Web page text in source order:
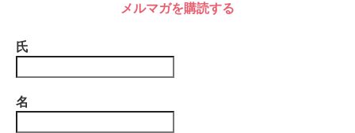
メルマガを購読する
氏
名